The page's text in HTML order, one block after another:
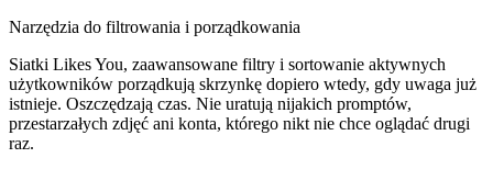
Narzędzia do filtrowania i porządkowania
Siatki Likes You, zaawansowane filtry i sortowanie aktywnych
użytkowników porządkują skrzynkę dopiero wtedy, gdy uwaga już
istnieje. Oszczędzają czas. Nie uratują nijakich promptów,
przestarzałych zdjęć ani konta, którego nikt nie chce oglądać drugi
raz.